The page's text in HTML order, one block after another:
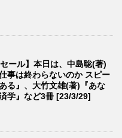
ール】本日は、中島聡(著)
事は終わらないのか スピー
る』、大竹文雄(著)『あな
学』など3冊 [23/3/29]